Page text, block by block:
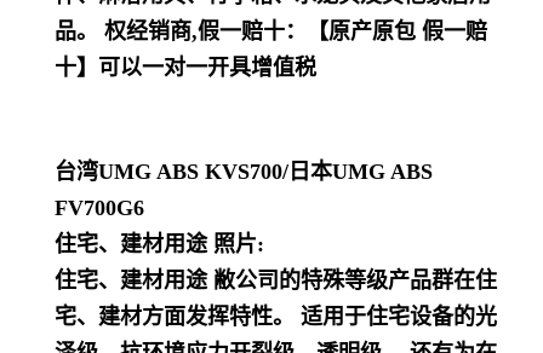
品。
权经销商,假一赔十：【原产原包 假一赔
十】可以一对一开具增值税
台湾UMG ABS KVS700/日本UMG ABS
FV700G6
住宅、建材用途 照片:
住宅、建材用途 敝公司的特殊等级产品群在住
宅、建材方面发挥特性。 适用于住宅设备的光